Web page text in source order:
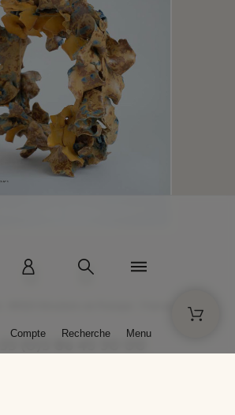
+33 (0)3 86 45 50 00
Compte Recherche Menu